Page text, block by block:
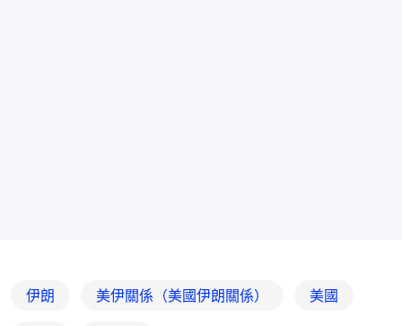
伊朗 美伊關係（美國伊朗關係） 美國